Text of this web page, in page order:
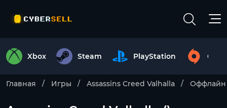
Xbox Steam PlayStation
Главная Игры Assassins Creed Valhalla Оффлайн